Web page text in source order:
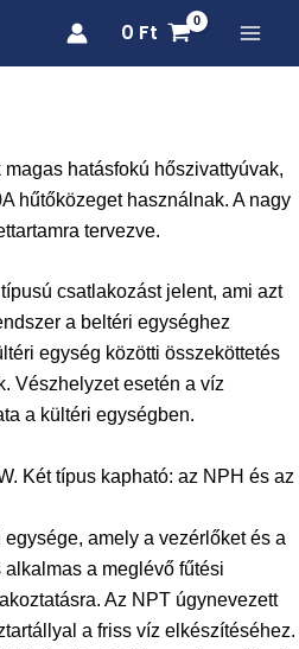
0 Ft
hatásfokú hőszivattyúvak,
hűtőközeget használnak. A nagy
tervezve.
csatlakozást jelent, ami azt
a beltéri egységhez
egység közötti összeköttetés
Vészhelyzet esetén a víz
a kültéri egységben.
Két típus kapható: az NPH és az
amely a vezérlőket és a
a meglévő fűtési
Az NPT úgynevezett
a friss víz elkészítéséhez.